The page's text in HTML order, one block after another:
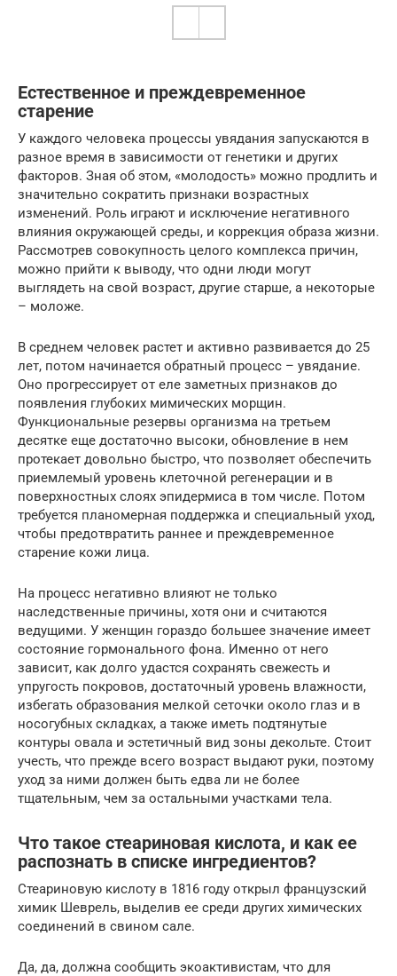
Естественное и преждевременное
старение
У каждого человека процессы увядания запускаются в
разное время в зависимости от генетики и других
факторов. Зная об этом, «молодость» можно продлить и
значительно сократить признаки возрастных
изменений. Роль играют и исключение негативного
влияния окружающей среды, и коррекция образа жизни.
Рассмотрев совокупность целого комплекса причин,
можно прийти к выводу, что одни люди могут
выглядеть на свой возраст, другие старше, а некоторые
– моложе.
В среднем человек растет и активно развивается до 25
лет, потом начинается обратный процесс – увядание.
Оно прогрессирует от еле заметных признаков до
появления глубоких мимических морщин.
Функциональные резервы организма на третьем
десятке еще достаточно высоки, обновление в нем
протекает довольно быстро, что позволяет обеспечить
приемлемый уровень клеточной регенерации и в
поверхностных слоях эпидермиса в том числе. Потом
требуется планомерная поддержка и специальный уход,
чтобы предотвратить раннее и преждевременное
старение кожи лица.
На процесс негативно влияют не только
наследственные причины, хотя они и считаются
ведущими. У женщин гораздо большее значение имеет
состояние гормонального фона. Именно от него
зависит, как долго удастся сохранять свежесть и
упругость покровов, достаточный уровень влажности,
избегать образования мелкой сеточки около глаз и в
носогубных складках, а также иметь подтянутые
контуры овала и эстетичный вид зоны декольте. Стоит
учесть, что прежде всего возраст выдают руки, поэтому
уход за ними должен быть едва ли не более
тщательным, чем за остальными участками тела.
Что такое стеариновая кислота, и как ее
распознать в списке ингредиентов?
Стеариновую кислоту в 1816 году открыл французский
химик Шеврель, выделив ее среди других химических
соединений в свином сале.
Да, да, должна сообщить экоактивистам, что для